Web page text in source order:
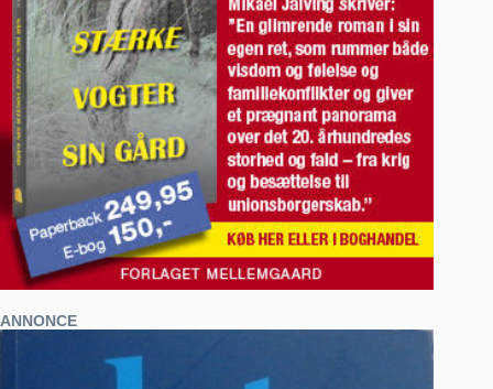
ANNONCE